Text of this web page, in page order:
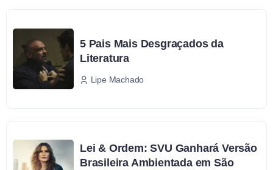
5 Pais Mais Desgraçados da
Literatura
Lipe Machado
Lei & Ordem: SVU Ganhará Versão
Brasileira Ambientada em São